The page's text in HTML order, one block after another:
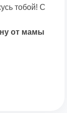
тобой! С
от мамы